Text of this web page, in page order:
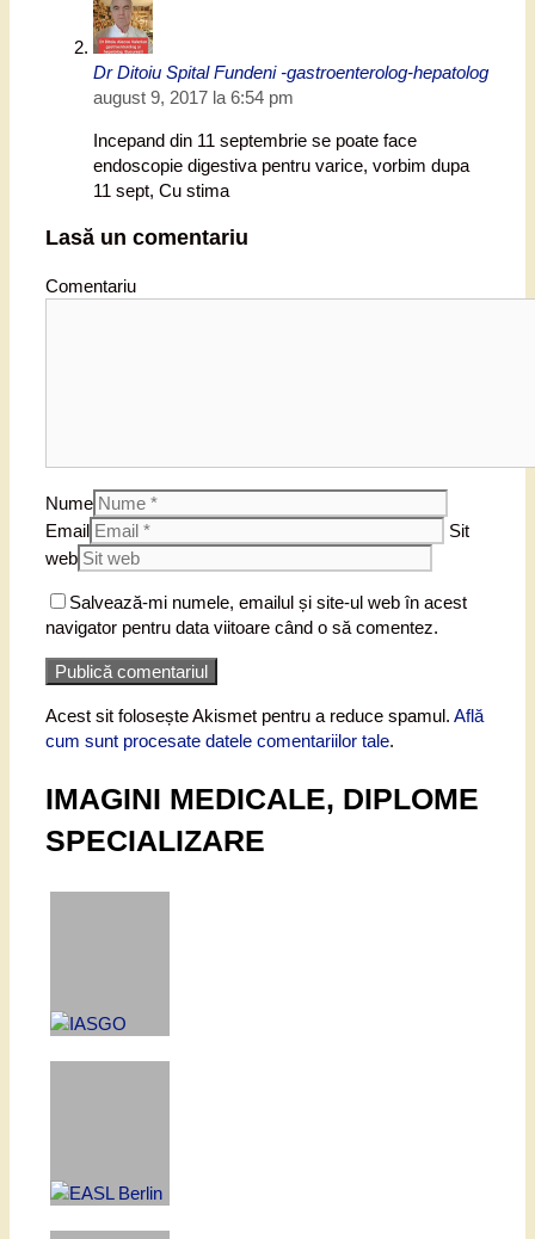
Dr Ditoiu Spital Fundeni -gastroenterolog-hepatolog
august 9, 2017 la 6:54 pm
Incepand din 11 septembrie se poate face
endoscopie digestiva pentru varice, vorbim dupa
11 sept, Cu stima
Lasă un comentariu
Comentariu
Nume
Email
Sit
web
Salvează-mi numele, emailul și site-ul web în acest
navigator pentru data viitoare când o să comentez.
Acest sit folosește Akismet pentru a reduce spamul. Află
cum sunt procesate datele comentariilor tale.
IMAGINI MEDICALE, DIPLOME
SPECIALIZARE